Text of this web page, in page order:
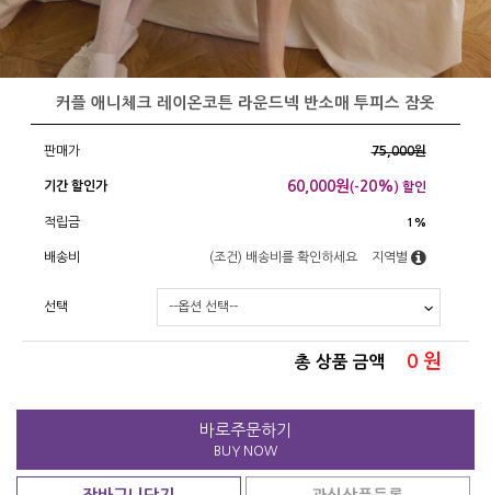
커플 애니체크 레이온코튼 라운드넥 반소매 투피스 잠옷
판매가 75,000원
기간 할인가 60,000원(-20%) 할인
적립금 1%
배송비 (조건) 배송비를 확인하세요 지역별
선택
총 상품 금액 0 원
바로주문하기
BUY NOW